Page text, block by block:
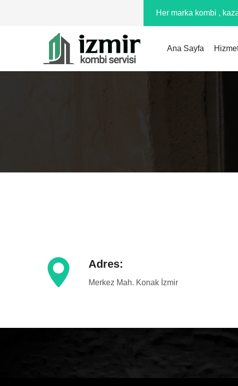
Her marka kombi ,
Ana Sayfa
Adres:
Merkez Mah. Konak İzmir